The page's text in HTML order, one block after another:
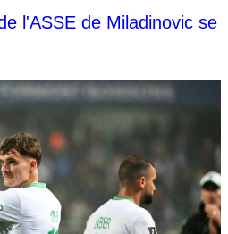
l'ASSE de Miladinovic se